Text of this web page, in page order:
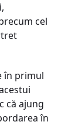
cel
în primul
că ajung
în